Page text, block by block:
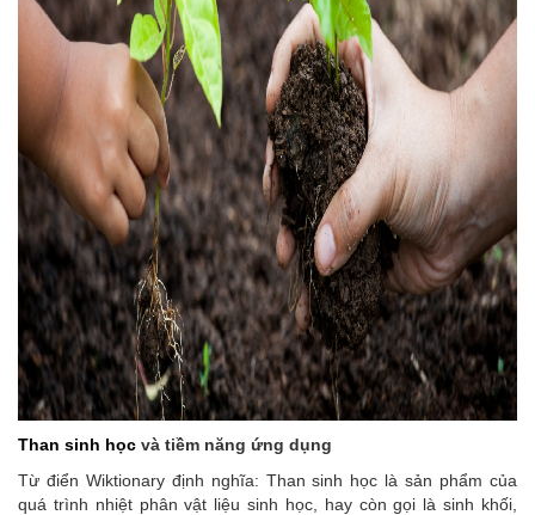
Than sinh học và tiềm năng ứng dụng
Từ điển Wiktionary định nghĩa: Than sinh học là sản phẩm của
quá trình nhiệt phân vật liệu sinh học, hay còn gọi là sinh khối,